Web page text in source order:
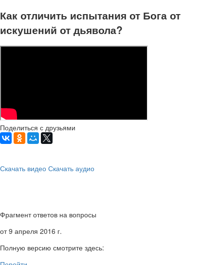
Как отличить испытания от Бога от
искушений от дьявола?
Поделиться с друзьями
Скачать видео Скачать аудио
Фрагмент ответов на вопросы
от 9 апреля 2016 г.
Полную версию смотрите здесь: